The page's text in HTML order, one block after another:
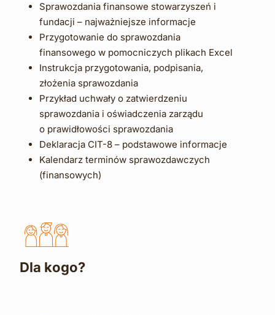
Sprawozdania finansowe stowarzyszeń i
fundacji – najważniejsze informacje
Przygotowanie do sprawozdania
finansowego w pomocniczych plikach Excel
Instrukcja przygotowania, podpisania,
złożenia sprawozdania
Przykład uchwały o zatwierdzeniu
sprawozdania i oświadczenia zarządu
o prawidłowości sprawozdania
Deklaracja CIT-8 – podstawowe informacje
Kalendarz terminów sprawozdawczych
(finansowych)
Dla kogo?